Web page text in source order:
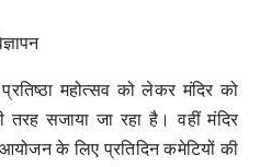
महोत्सव को लेकर मंदिर को
सजाया जा रहा है। वहीं मंदिर
के लिए प्रतिदिन कमेटियों की